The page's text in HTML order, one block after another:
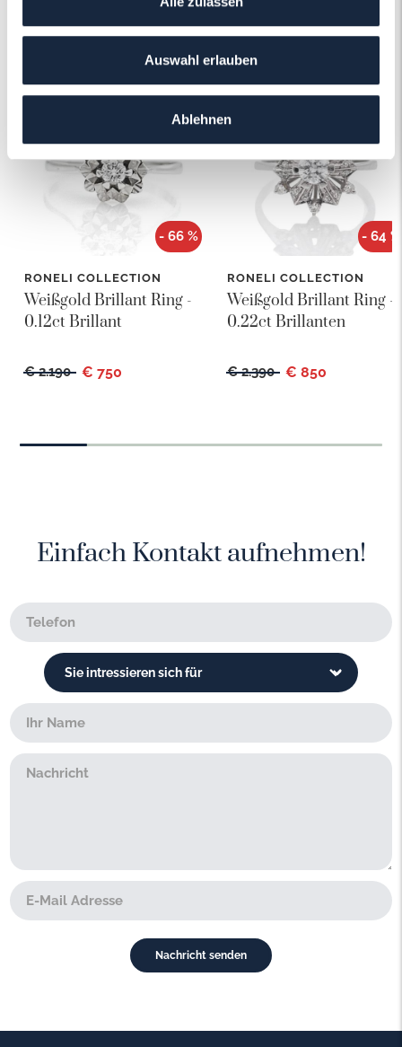
Auswahl erlauben
Ablehnen
Das könnte Ihnen auch gefallen!
- 66 %
RONELI COLLECTION
Weißgold Brillant Ring -
0.12ct Brillant
€ 2.190 € 750
- 64 %
RONELI COLLECTION
Weißgold Brillant Ring -
0.22ct Brillanten
€ 2.390 € 850
Einfach Kontakt aufnehmen!